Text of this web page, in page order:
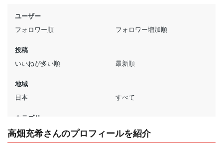
高畑充希さんのプロフィールを紹介